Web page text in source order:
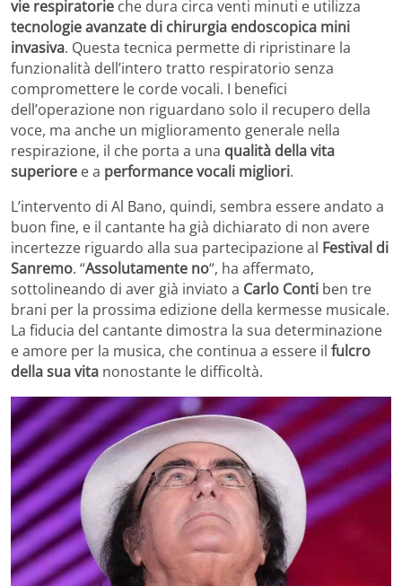
vie respiratorie che dura circa venti minuti e utilizza
tecnologie avanzate di chirurgia endoscopica mini
invasiva. Questa tecnica permette di ripristinare la
funzionalità dell’intero tratto respiratorio senza
compromettere le corde vocali. I benefici
dell’operazione non riguardano solo il recupero della
voce, ma anche un miglioramento generale nella
respirazione, il che porta a una qualità della vita
superiore e a performance vocali migliori.
L’intervento di Al Bano, quindi, sembra essere andato a
buon fine, e il cantante ha già dichiarato di non avere
incertezze riguardo alla sua partecipazione al Festival di
Sanremo. “Assolutamente no“, ha affermato,
sottolineando di aver già inviato a Carlo Conti ben tre
brani per la prossima edizione della kermesse musicale.
La fiducia del cantante dimostra la sua determinazione
e amore per la musica, che continua a essere il fulcro
della sua vita nonostante le difficoltà.